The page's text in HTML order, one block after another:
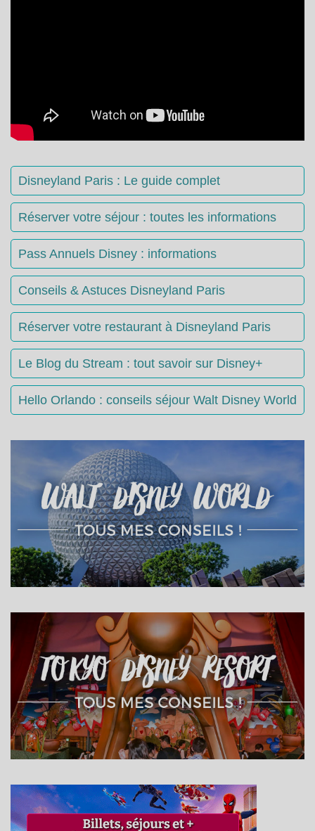
Disneyland Paris : Le guide complet
Réserver votre séjour : toutes les informations
Pass Annuels Disney : informations
Conseils & Astuces Disneyland Paris
Réserver votre restaurant à Disneyland Paris
Le Blog du Stream : tout savoir sur Disney+
Hello Orlando : conseils séjour Walt Disney World